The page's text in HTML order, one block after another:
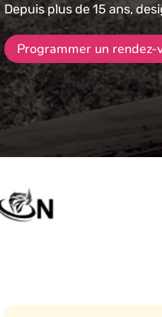
Depuis plus de 15 ans,
Programmer un rendez-